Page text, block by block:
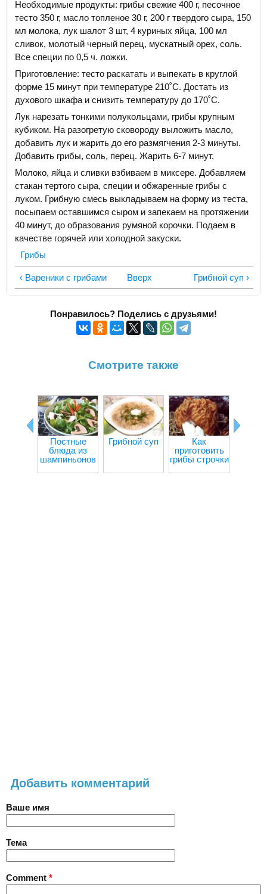
Необходимые продукты: грибы свежие 400 г, песочное
тесто 350 г, масло топленое 30 г, 200 г твердого сыра, 150
мл молока, лук шалот 3 шт, 4 куриных яйца, 100 мл
сливок, молотый черный перец, мускатный орех, соль.
Все специи по 0,5 ч. ложки.
Приготовление: тесто раскатать и выпекать в круглой
форме 15 минут при температуре 210˚С. Достать из
духового шкафа и снизить температуру до 170˚С.
Лук нарезать тонкими полукольцами, грибы крупным
кубиком. На разогретую сковороду выложить масло,
добавить лук и жарить до его размягчения 2-3 минуты.
Добавить грибы, соль, перец. Жарить 6-7 минут.
Молоко, яйца и сливки взбиваем в миксере. Добавляем
стакан тертого сыра, специи и обжаренные грибы с
луком. Грибную смесь выкладываем на форму из теста,
посыпаем оставшимся сыром и запекаем на протяжении
40 минут, до образования румяной корочки. Подаем в
качестве горячей или холодной закуски.
Грибы
‹ Вареники с грибами Вверх Грибной суп ›
Понравилось? Поделись с друзьями!
Смотрите также
Постные
блюда из
шампиньонов
Грибной суп
Как
приготовить
грибы строчки
Добавить комментарий
Ваше имя
Тема
Comment *